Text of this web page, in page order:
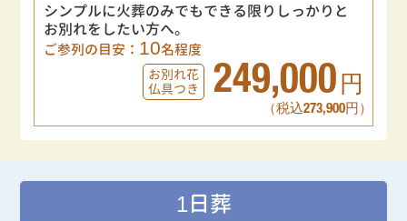
シンプルに火葬のみでもできる限りしっかりと
お別れをしたい方へ。
ご参列の目安： 10名程度
お別れ花
仏具つき
249,000 円
（税込273,900円）
1日葬